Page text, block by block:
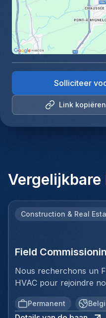
Link kopiëren
Solliciteer
Vergelijkbare
Construction & Real
Field
Nous recherchons un
HVAC pour rejoindre
de Bruxelles. Dans ce
assistance technique
Permanent